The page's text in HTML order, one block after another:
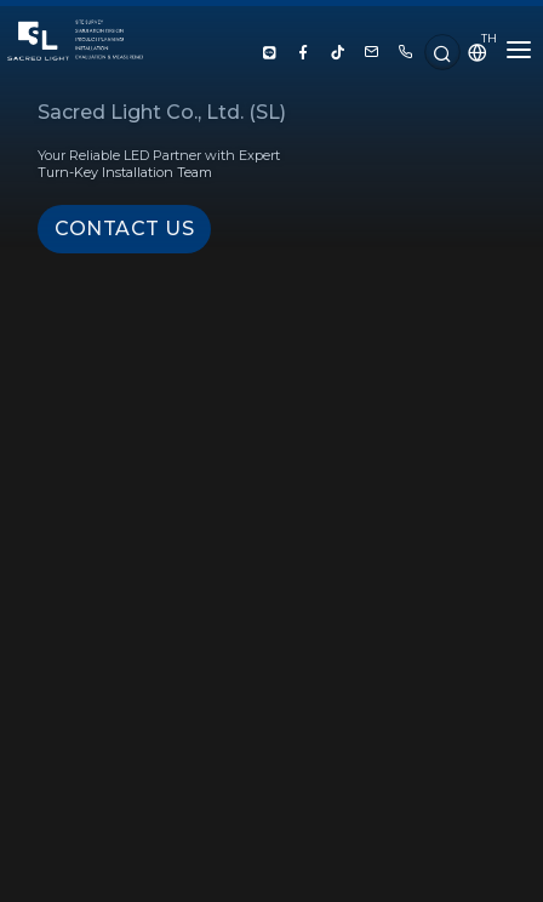
TH
HOME
ABOUT US
PRODUCT
Sacred Light Co., Ltd. (SL)
Your Reliable LED Partner with Expert
Turn-Key Installation Team
CONTACT US